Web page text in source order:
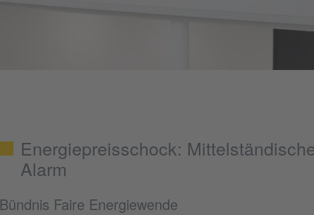
Energiepreisschock:
Alarm
Bündnis Faire Energiewende